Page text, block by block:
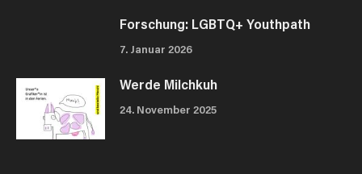
Forschung: LGBTQ+ Youthpath
7. Januar 2026
Werde Milchkuh
24. November 2025